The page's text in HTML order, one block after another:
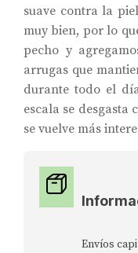
suave contra la
muy bien, por lo
pecho y
arrugas que
durante todo el
escala se desgasta
se vuelve más
Envíos